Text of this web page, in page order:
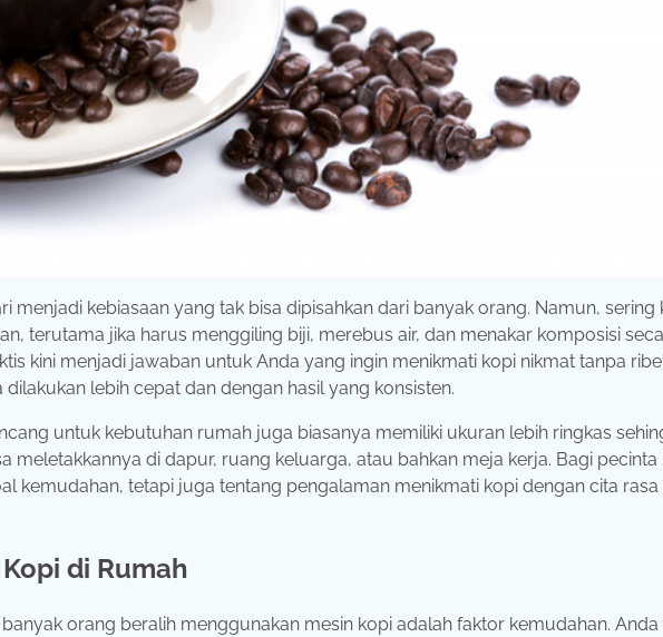
menjadi kebiasaan yang tak bisa dipisahkan dari banyak orang. Namun, sering
terutama jika harus menggiling biji, merebus air, dan menakar komposisi
kini menjadi jawaban untuk Anda yang ingin menikmati kopi nikmat tanpa
lebih cepat dan dengan hasil yang konsisten.
untuk kebutuhan rumah juga biasanya memiliki ukuran lebih ringkas
meletakkannya di dapur, ruang keluarga, atau bahkan meja kerja. Bagi pecinta
kemudahan, tetapi juga tentang pengalaman menikmati kopi dengan cita
di Rumah
orang beralih menggunakan mesin kopi adalah faktor kemudahan.